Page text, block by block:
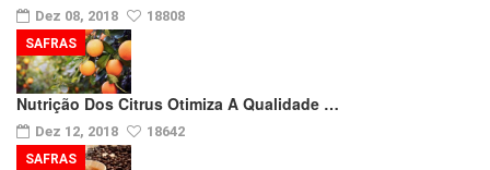
Dez 08, 2018 18808
Nutrição Dos Citrus Otimiza A Qualidade …
Dez 12, 2018 18642
SAFRAS
SAFRAS